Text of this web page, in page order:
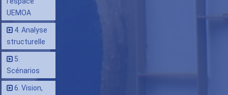
UEMOA
4. Analyse
structurelle
5.
Scénarios
6. Vision,